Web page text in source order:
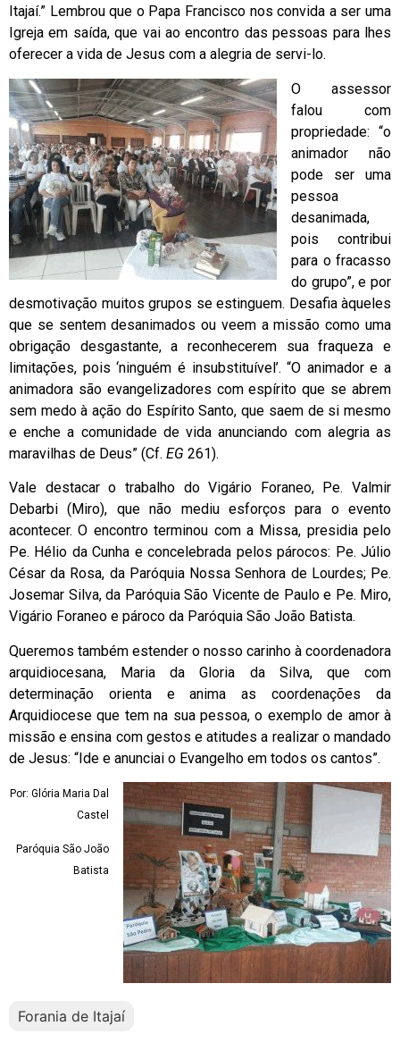
Itajaí.” Lembrou que o Papa Francisco nos convida a ser uma
Igreja em saída, que vai ao encontro das pessoas para lhes
oferecer a vida de Jesus com a alegria de servi-lo.
O assessor
falou com
propriedade: “o
animador não
pode ser uma
pessoa
desanimada,
pois contribui
para o fracasso
do grupo”, e por
desmotivação muitos grupos se estinguem. Desafia àqueles
que se sentem desanimados ou veem a missão como uma
obrigação desgastante, a reconhecerem sua fraqueza e
limitações, pois ‘ninguém é insubstituível’. “O animador e a
animadora são evangelizadores com espírito que se abrem
sem medo à ação do Espírito Santo, que saem de si mesmo
e enche a comunidade de vida anunciando com alegria as
maravilhas de Deus” (Cf. EG 261).
Vale destacar o trabalho do Vigário Foraneo, Pe. Valmir
Debarbi (Miro), que não mediu esforços para o evento
acontecer. O encontro terminou com a Missa, presidia pelo
Pe. Hélio da Cunha e concelebrada pelos párocos: Pe. Júlio
César da Rosa, da Paróquia Nossa Senhora de Lourdes; Pe.
Josemar Silva, da Paróquia São Vicente de Paulo e Pe. Miro,
Vigário Foraneo e pároco da Paróquia São João Batista.
Queremos também estender o nosso carinho à coordenadora
arquidiocesana, Maria da Gloria da Silva, que com
determinação orienta e anima as coordenações da
Arquidiocese que tem na sua pessoa, o exemplo de amor à
missão e ensina com gestos e atitudes a realizar o mandado
de Jesus: “Ide e anunciai o Evangelho em todos os cantos”.
Por: Glória Maria Dal
Castel
Paróquia São João
Batista
Forania de Itajaí